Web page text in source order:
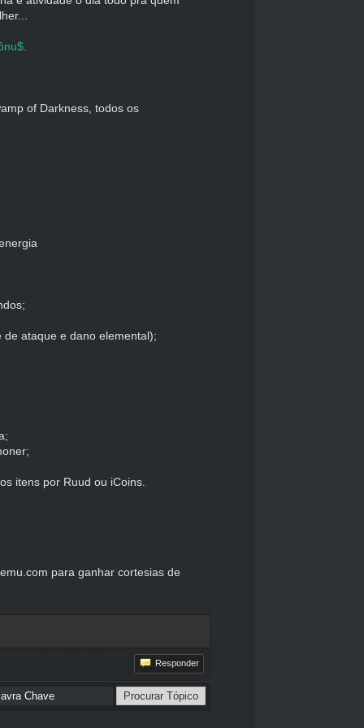
of Darkness, todos os
ataque e dano elemental);
itens por Ruud ou iCoins.
para ganhar cortesias de
Responder